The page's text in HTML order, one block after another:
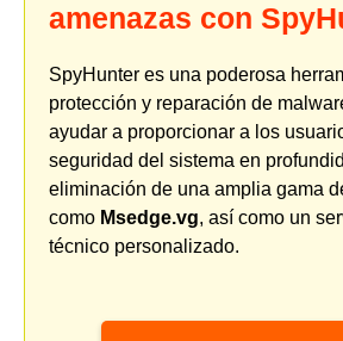
amenazas con
SpyHunter es una poderosa
protección y reparación de
ayudar a proporcionar a los
seguridad del sistema en
eliminación de una amplia gama
como Msedge.vg, así como un
técnico personalizado.